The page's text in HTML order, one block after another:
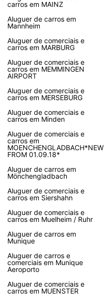
carros em MAINZ
Aluguer de carros em
Mannheim
Aluguer de comerciais e
carros em MARBURG
Aluguer de comerciais e
carros em MEMMINGEN
AIRPORT
Aluguer de comerciais e
carros em MERSEBURG
Aluguer de comerciais e
carros em Minden
Aluguer de comerciais e
carros em
MOENCHENGLADBACH*NEW
FROM 01.09.18*
Aluguer de carros em
Mönchengladbach
Aluguer de comerciais e
carros em Siershahn
Aluguer de comerciais e
carros em Muelheim / Ruhr
Aluguer de carros em
Munique
Aluguer de carros e
comerciais em Munique
Aeroporto
Aluguer de comerciais e
carros em MUENSTER